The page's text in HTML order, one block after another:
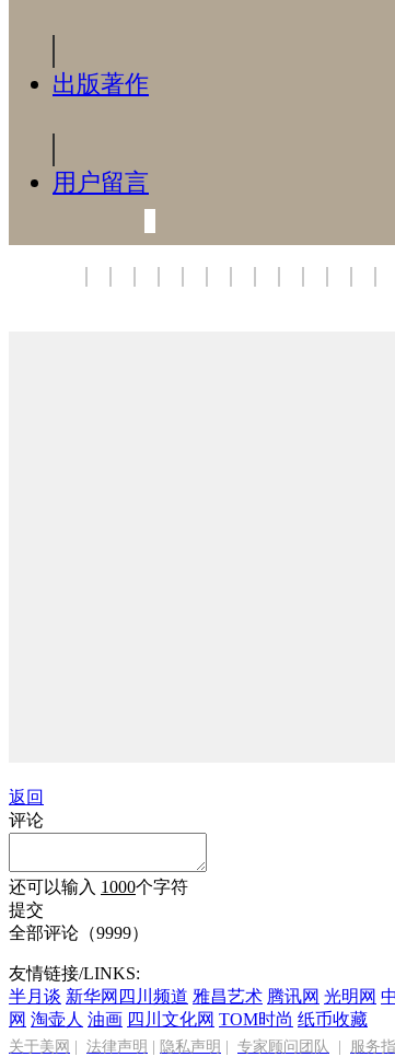
出版著作
用户留言
返回
评论
还可以输入 1000个字符
提交
全部评论（9999）
友情链接/LINKS:
半月谈 新华网四川频道 雅昌艺术 腾讯网 光明网
网 淘壶人 油画 四川文化网 TOM时尚 纸币收藏
关于美网 法律声明 隐私声明 专家顾问团队 服务